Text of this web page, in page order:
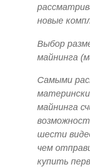
новые
Выбор
майнинга
Самыми
майнинга
шести
чем
купить